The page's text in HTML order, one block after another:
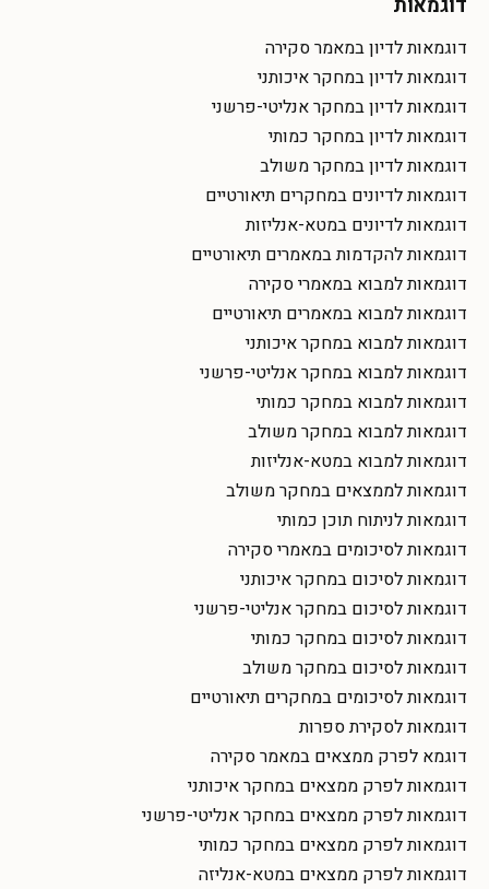
דוגמאות לדיון במאמר סקירה
דוגמאות לדיון במחקר איכותני
דוגמאות לדיון במחקר אנליטי-פרשני
דוגמאות לדיון במחקר כמותי
דוגמאות לדיון במחקר משולב
דוגמאות לדיונים במחקרים תיאורטיים
דוגמאות לדיונים במטא-אנליזות
דוגמאות להקדמות במאמרים תיאורטיים
דוגמאות למבוא במאמרי סקירה
דוגמאות למבוא במאמרים תיאורטיים
דוגמאות למבוא במחקר איכותני
דוגמאות למבוא במחקר אנליטי-פרשני
דוגמאות למבוא במחקר כמותי
דוגמאות למבוא במחקר משולב
דוגמאות למבוא במטא-אנליזות
דוגמאות לממצאים במחקר משולב
דוגמאות לניתוח תוכן כמותי
דוגמאות לסיכומים במאמרי סקירה
דוגמאות לסיכום במחקר איכותני
דוגמאות לסיכום במחקר אנליטי-פרשני
דוגמאות לסיכום במחקר כמותי
דוגמאות לסיכום במחקר משולב
דוגמאות לסיכומים במחקרים תיאורטיים
דוגמאות לסקירת ספרות
דוגמא לפרק ממצאים במאמר סקירה
דוגמאות לפרק ממצאים במחקר איכותני
דוגמאות לפרק ממצאים במחקר אנליטי-פרשני
דוגמאות לפרק ממצאים במחקר כמותי
דוגמאות לפרק ממצאים במטא-אנליזה